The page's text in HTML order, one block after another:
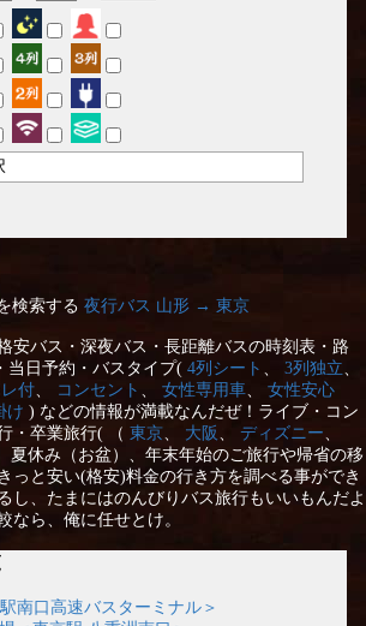
検索する 夜行バス 山形 → 東京
安バス・深夜バス・長距離バスの時刻表・路
当日予約・バスタイプ( 4列シート 3列独立
レ付 コンセント 女性専用車
女性安心
け ) などの情報が満載なんだぜ！ライブ・コン
・卒業旅行( （ 東京 大阪 ディズニー
夏休み（お盆）、年末年始のご旅行や帰省の移
っと安い(格安)料金の行き方を調べる事ができ
し、たまにはのんびりバス旅行もいいもんだよ
なら、俺に任せとけ。
南口高速バスターミナル＞